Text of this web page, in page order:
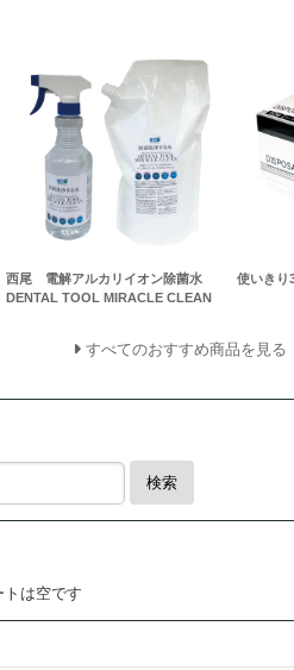
西尾 電解アルカリイオン除菌水
DENTAL TOOL MIRACLE CLEAN
使いきり
すべてのおすすめ商品を見る
検索
トは空です